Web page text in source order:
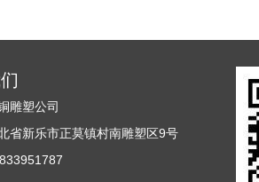
雕塑公司
省新乐市正莫镇村南雕塑区9号